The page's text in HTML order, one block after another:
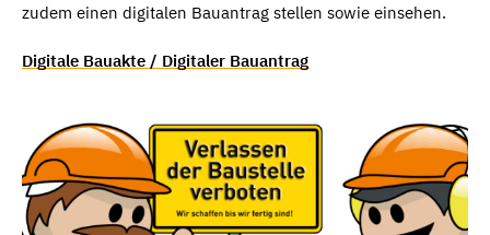
zudem einen digitalen Bauantrag stellen sowie einsehen.
Digitale Bauakte / Digitaler Bauantrag